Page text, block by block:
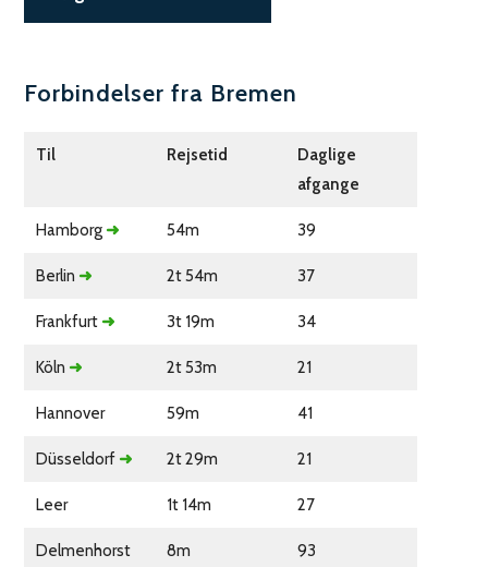
Forbindelser fra Bremen
Til Rejsetid
Daglige
afgange
Hamborg ➜ 54m 39
Berlin ➜ 2t 54m 37
Frankfurt ➜ 3t 19m 34
Köln ➜ 2t 53m 21
Hannover 59m 41
Düsseldorf ➜ 2t 29m 21
Leer 1t 14m 27
Delmenhorst 8m 93